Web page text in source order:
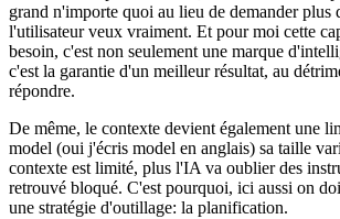
grand n'importe quoi au lieu de demander plus
l'utilisateur veux vraiment. Et pour moi cette
besoin, c'est non seulement une marque
c'est la garantie d'un meilleur résultat, au
répondre.
De même, le contexte devient également une
model (oui j'écris model en anglais) sa taille
contexte est limité, plus l'IA va oublier des
retrouvé bloqué. C'est pourquoi, ici aussi on
une stratégie d'outillage: la planification.